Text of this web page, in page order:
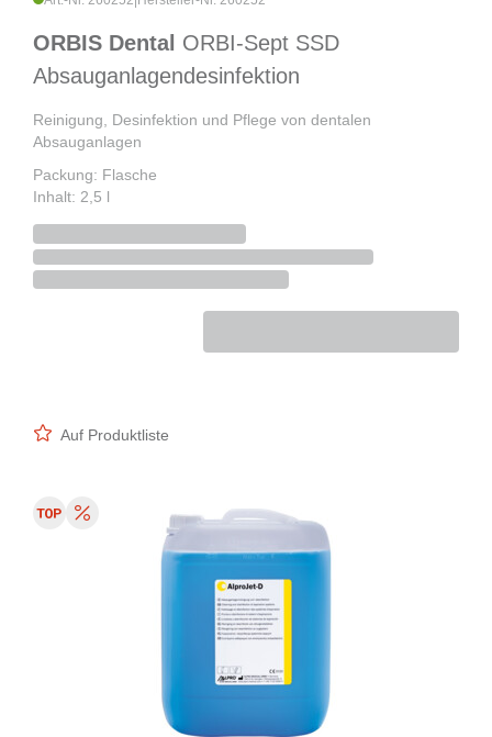
ORBIS Dental ORBI-Sept SSD
Absauganlagendesinfektion
Reinigung, Desinfektion und Pflege von dentalen
Absauganlagen
Packung: Flasche
Inhalt: 2,5 l
Auf Produktliste